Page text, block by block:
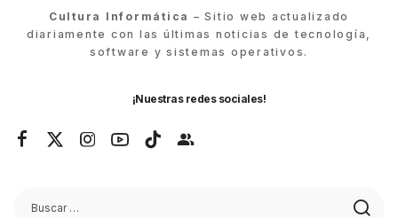
Cultura Informática – Sitio web actualizado
diariamente con las últimas noticias de tecnología,
software y sistemas operativos.
¡Nuestras redes sociales!